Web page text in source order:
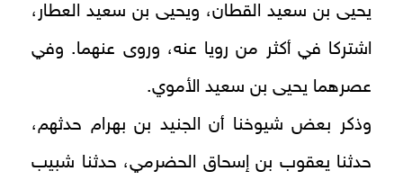
يحيى بن سعيد القطان، ويحيى بن سعيد العطار،
اشتركا في أكثر من رويا عنه، وروى عنهما. وفي
عصرهما يحيى بن سعيد الأموي.
وذكر بعض شيوخنا أن الجنيد بن بهرام حدثهم،
حدثنا يعقوب بن إسحاق الحضرمي، حدثنا شبيب